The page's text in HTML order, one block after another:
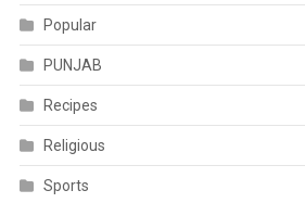
Popular
PUNJAB
Recipes
Religious
Sports